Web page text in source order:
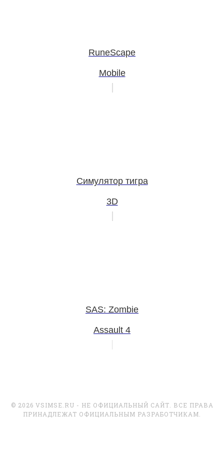
RuneScape
Mobile
Симулятор тигра
3D
SAS: Zombie
Assault 4
© 2026 VSIMSE.RU - НЕ ОФИЦИАЛЬНЫЙ САЙТ. ВСЕ ПРАВА
ПРИНАДЛЕЖАТ ОФИЦИАЛЬНЫМ РАЗРАБОТЧИКАМ.